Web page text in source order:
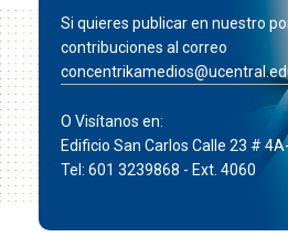
Si quieres publicar en nuestro
contribuciones al correo
O Visítanos en:
Edificio San Carlos Calle 23 #
Tel: 601 3239868 - Ext. 4060